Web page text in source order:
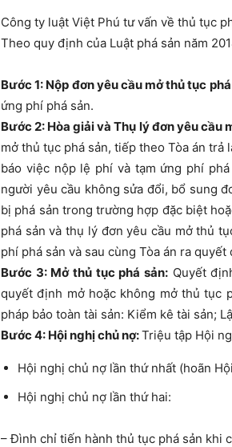
Công ty luật Việt Phú tư vấn về thủ tục
Theo quy định của Luật phá sản năm
Bước 1: Nộp đơn yêu cầu mở thủ tục
ứng phí phá sản.
Bước 2: Hòa giải và Thụ lý đơn yêu cầu
mở thủ tục phá sản, tiếp theo Tòa án
báo việc nộp lệ phí và tạm ứng phí
người yêu cầu không sửa đổi, bổ sung
bị phá sản trong trường hợp đặc biệt
phá sản và thụ lý đơn yêu cầu mở thủ
phí phá sản và sau cùng Tòa án ra
Bước 3: Mở thủ tục phá sản:Quyết
quyết định mở hoặc không mở thủ tục
pháp bảo toàn tài sản: Kiểm kê tài sản;
Bước 4: Hội nghị chủ nợ:Triệu tập Hội
Hội nghị chủ nợ lần thứ nhất (hoãn
Hội nghị chủ nợ lần thứ hai:
– Đình chỉ tiến hành thủ tục phá sản khi